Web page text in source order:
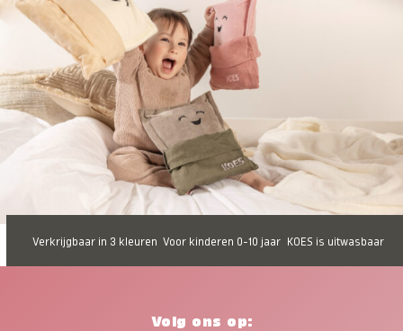
Verkrijgbaar in 3 kleuren Voor kinderen 0-10 jaar KOES is uitwasbaar
Volg ons op: